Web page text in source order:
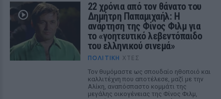
22 χρόνια από τον θάνατο του
Δημήτρη Παπαμιχαήλ: Η
ανάρτηση της Φίνος Φιλμ για
το «γοητευτικό λεβεντόπαιδο
του ελληνικού σινεμά»
ΠΟΛΙΤΙΚΉ ΧΤΕΣ
Τον θυμόμαστε ως σπουδαίο ηθοποιό και
καλλιτέχνη που αποτέλεσε, μαζί με την
Αλίκη, αναπόσπαστο κομμάτι της
μεγάλης οικογένειας της Φίνος Φιλμ,